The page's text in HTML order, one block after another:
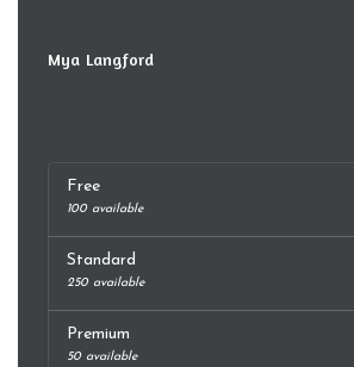
Mya Langford
Free
100 available
Standard
250 available
Premium
50 available